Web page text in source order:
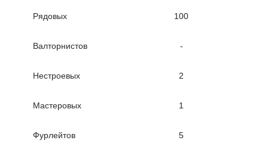
Рядовых 100
Валторнистов -
Нестроевых 2
Мастеровых 1
Фурлейтов 5